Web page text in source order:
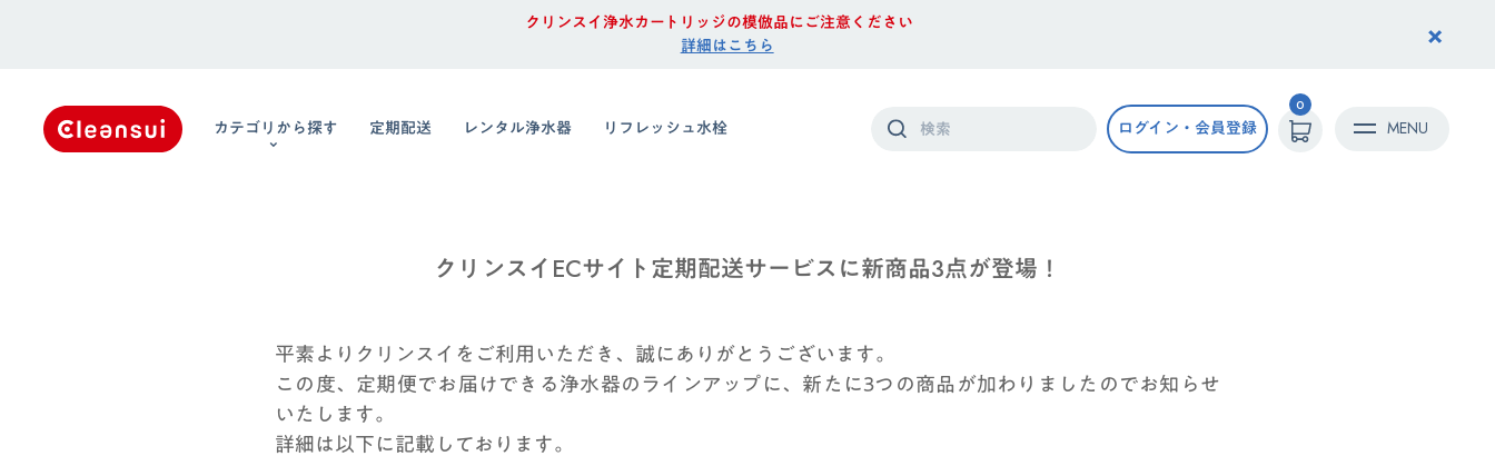
クリンスイ浄水カートリッジの模倣品にご注意ください
詳細はこちら
×
カテゴリから探す 定期配送 レンタル浄水器 リフレッシュ水栓 ログイン・会員登録
0
MENU
クリンスイECサイト 定期配送サービスに新商品3点が登場！
平素よりクリンスイをご利用いただき、誠にありがとうございます。
この度、定期便でお届けできる浄水器のラインアップに、新たに3つの商品が加わりましたのでお知らせ
いたします。
詳細は以下に記載しております。